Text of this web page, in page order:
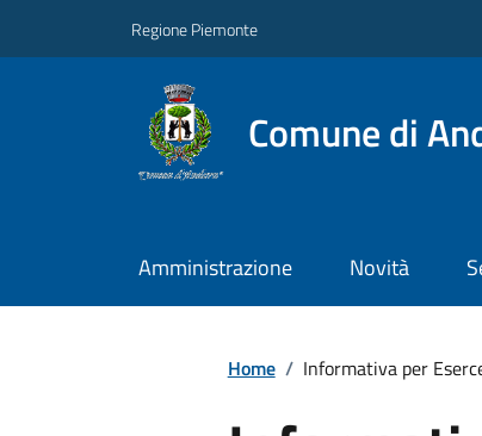
Regione Piemonte
Comune di
Amministrazione Novità
Home / Informativa per